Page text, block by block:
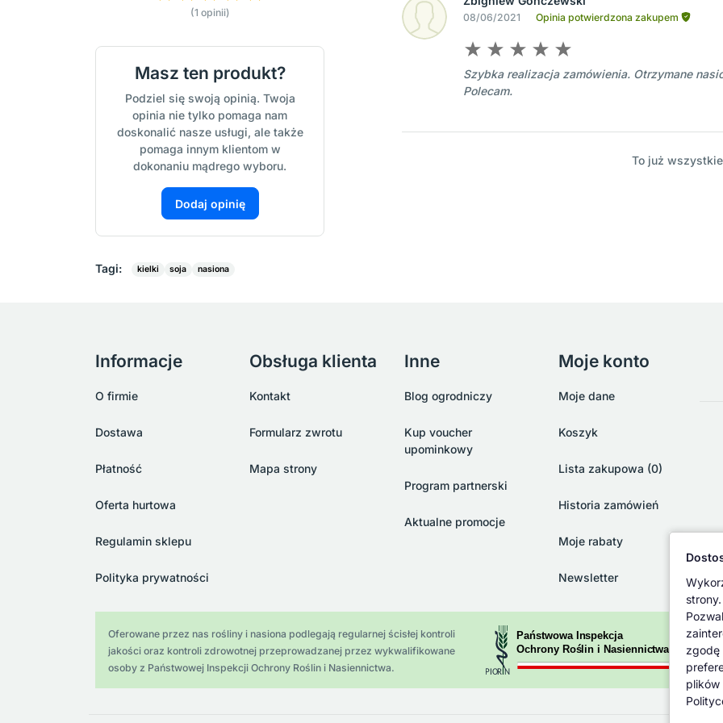
(1 opinii)
Masz ten produkt?
Podziel się swoją opinią. Twoja
opinia nie tylko pomaga nam
doskonalić nasze usługi, ale także
pomaga innym klientom w
dokonaniu mądrego wyboru.
Dodaj opinię
08/06/2021 Opinia potwierdzona zakupem
Szybka realizacja zamówienia. Otrzymane
Polecam.
To już
Tagi: kielki soja nasiona
Informacje
O firmie
Dostawa
Płatność
Oferta hurtowa
Regulamin sklepu
Polityka prywatności
Obsługa klienta
Kontakt
Formularz zwrotu
Mapa strony
Inne
Blog ogrodniczy
Kup voucher
upominkowy
Program partnerski
Aktualne promocje
Moje konto
Moje dane
Koszyk
Lista zakupowa (0)
Historia zamówień
Moje rabaty
Newsletter
Oferowane przez nas rośliny i nasiona podlegają regularnej ścisłej kontroli
jakości oraz kontroli zdrowotnej przeprowadzanej przez wykwalifikowane
osoby z Państwowej Inspekcji Ochrony Roślin i Nasiennictwa.
zgodę
plików